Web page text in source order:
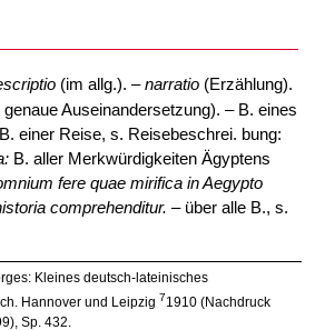
(im allg.). –narratio(Erzählung).
Auseinandersetzung). – B. eines
einer Reise, s. Reisebeschrei. bung:
B. aller Merkwürdigkeiten Ägyptens
fere quae mirifica in Aegypto
comprehenditur. – über alle B., s.
Kleines deutsch-lateinisches
Hannover und Leipzig 71910 (Nachdruck
Sp. 432.